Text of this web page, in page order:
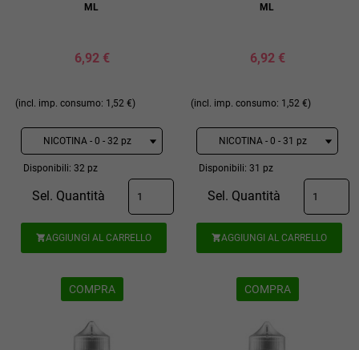
ML
6,92 €
(incl. imp. consumo: 1,52 €)
Disponibili: 32 pz
Sel. Quantità
AGGIUNGI AL CARRELLO
COMPRA
ML
6,92 €
(incl. imp. consumo: 1,52 €)
Disponibili: 31 pz
Sel. Quantità
AGGIUNGI AL CARRELLO
COMPRA